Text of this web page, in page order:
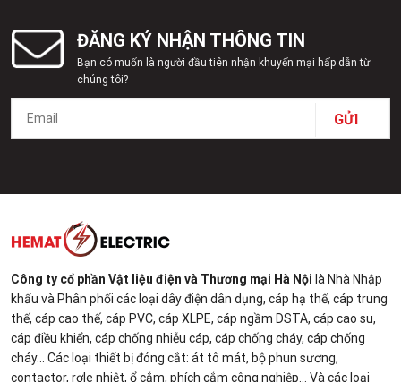
ĐĂNG KÝ NHẬN THÔNG TIN
Bạn có muốn là người đầu tiên nhận khuyến mại hấp dẫn từ
chúng tôi?
Công ty cổ phần Vật liệu điện và Thương mại Hà Nội là Nhà Nhập
khẩu và Phân phối các loại dây điện dân dụng, cáp hạ thế, cáp trung
thế, cáp cao thế, cáp PVC, cáp XLPE, cáp ngầm DSTA, cáp cao su,
cáp điều khiển, cáp chống nhiễu cáp, cáp chống cháy, cáp chống
cháy... Các loại thiết bị đóng cắt: át tô mát, bộ phun sương,
contactor, rơle nhiệt, ổ cắm, phích cắm công nghiệp... Và các loại